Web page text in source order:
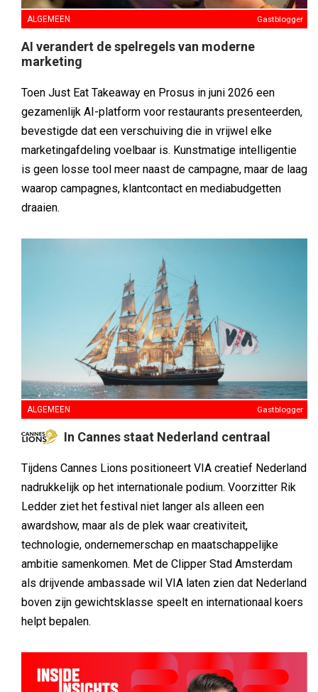
ALGEMEEN Gastblogger
AI verandert de spelregels van moderne
marketing
Toen Just Eat Takeaway en Prosus in juni 2026 een
gezamenlijk AI-platform voor restaurants presenteerden,
bevestigde dat een verschuiving die in vrijwel elke
marketingafdeling voelbaar is. Kunstmatige intelligentie
is geen losse tool meer naast de campagne, maar de laag
waarop campagnes, klantcontact en mediabudgetten
draaien.
ALGEMEEN Gastblogger
In Cannes staat Nederland centraal
Tijdens Cannes Lions positioneert VIA creatief Nederland
nadrukkelijk op het internationale podium. Voorzitter Rik
Ledder ziet het festival niet langer als alleen een
awardshow, maar als de plek waar creativiteit,
technologie, ondernemerschap en maatschappelijke
ambitie samenkomen. Met de Clipper Stad Amsterdam
als drijvende ambassade wil VIA laten zien dat Nederland
boven zijn gewichtsklasse speelt en internationaal koers
helpt bepalen.